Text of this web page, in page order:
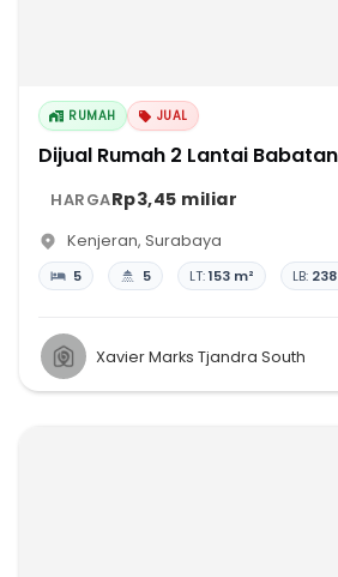
RUMAH JUAL
Dijual Rumah 2 Lantai
HARGARp3,45 miliar
Kenjeran, Surabaya
5 5 LT:153 m² LB:
Xavier Marks Tjandra South